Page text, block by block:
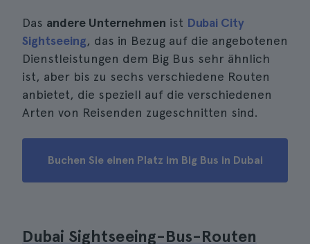
Das andere Unternehmen ist Dubai City
Sightseeing, das in Bezug auf die angebotenen
Dienstleistungen dem Big Bus sehr ähnlich
ist, aber bis zu sechs verschiedene Routen
anbietet, die speziell auf die verschiedenen
Arten von Reisenden zugeschnitten sind.
Buchen Sie einen Platz im Big Bus in Dubai
Dubai Sightseeing-Bus-Routen